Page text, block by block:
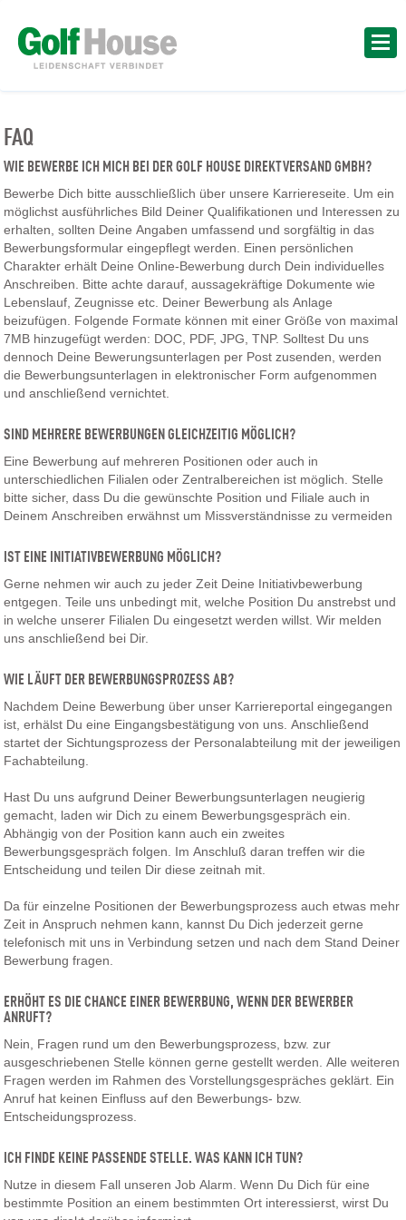
FAQ
WIE BEWERBE ICH MICH BEI DER GOLF HOUSE DIREKTVERSAND GMBH?
Bewerbe Dich bitte ausschließlich über unsere Karriereseite. Um ein
möglichst ausführliches Bild Deiner Qualifikationen und Interessen zu
erhalten, sollten Deine Angaben umfassend und sorgfältig in das
Bewerbungsformular eingepflegt werden. Einen persönlichen
Charakter erhält Deine Online-Bewerbung durch Dein individuelles
Anschreiben. Bitte achte darauf, aussagekräftige Dokumente wie
Lebenslauf, Zeugnisse etc. Deiner Bewerbung als Anlage
beizufügen. Folgende Formate können mit einer Größe von maximal
7MB hinzugefügt werden: DOC, PDF, JPG, TNP. Solltest Du uns
dennoch Deine Bewerungsunterlagen per Post zusenden, werden
die Bewerbungsunterlagen in elektronischer Form aufgenommen
und anschließend vernichtet.
SIND MEHRERE BEWERBUNGEN GLEICHZEITIG MÖGLICH?
Eine Bewerbung auf mehreren Positionen oder auch in
unterschiedlichen Filialen oder Zentralbereichen ist möglich. Stelle
bitte sicher, dass Du die gewünschte Position und Filiale auch in
Deinem Anschreiben erwähnst um Missverständnisse zu vermeiden
IST EINE INITIATIVBEWERBUNG MÖGLICH?
Gerne nehmen wir auch zu jeder Zeit Deine Initiativbewerbung
entgegen. Teile uns unbedingt mit, welche Position Du anstrebst und
in welche unserer Filialen Du eingesetzt werden willst. Wir melden
uns anschließend bei Dir.
WIE LÄUFT DER BEWERBUNGSPROZESS AB?
Nachdem Deine Bewerbung über unser Karriereportal eingegangen
ist, erhälst Du eine Eingangsbestätigung von uns. Anschließend
startet der Sichtungsprozess der Personalabteilung mit der jeweiligen
Fachabteilung.
Hast Du uns aufgrund Deiner Bewerbungsunterlagen neugierig
gemacht, laden wir Dich zu einem Bewerbungsgespräch ein.
Abhängig von der Position kann auch ein zweites
Bewerbungsgespräch folgen. Im Anschluß daran treffen wir die
Entscheidung und teilen Dir diese zeitnah mit.
Da für einzelne Positionen der Bewerbungsprozess auch etwas mehr
Zeit in Anspruch nehmen kann, kannst Du Dich jederzeit gerne
telefonisch mit uns in Verbindung setzen und nach dem Stand Deiner
Bewerbung fragen.
ERHÖHT ES DIE CHANCE EINER BEWERBUNG, WENN DER BEWERBER
ANRUFT?
Nein, Fragen rund um den Bewerbungsprozess, bzw. zur
ausgeschriebenen Stelle können gerne gestellt werden. Alle weiteren
Fragen werden im Rahmen des Vorstellungsgespräches geklärt. Ein
Anruf hat keinen Einfluss auf den Bewerbungs- bzw.
Entscheidungsprozess.
ICH FINDE KEINE PASSENDE STELLE. WAS KANN ICH TUN?
Nutze in diesem Fall unseren Job Alarm. Wenn Du Dich für eine
bestimmte Position an einem bestimmten Ort interessierst, wirst Du